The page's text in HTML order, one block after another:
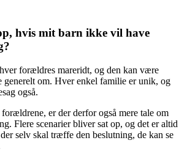
hvis mit barn ikke vil have
forældres mareridt, og den kan være
generelt om. Hver enkel familie er unik, og
også.
er der derfor også mere tale om
Flere scenarier bliver sat op, og det er altid
selv skal træffe den beslutning, de kan se